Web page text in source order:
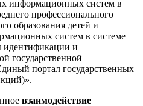
информационных систем в
профессионального
образования детей и
систем в системе
идентификации и
государственной
портал государственных
взаимодействие